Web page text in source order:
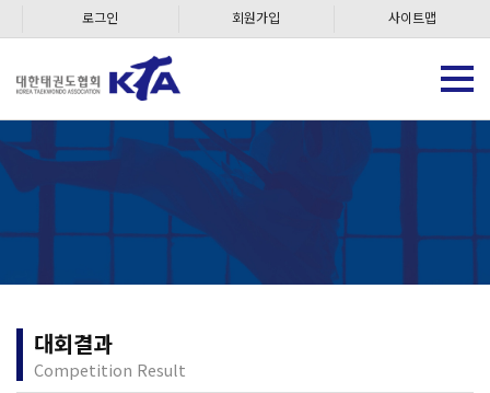
로그인 회원가입 사이트맵
대회결과
Competition Result